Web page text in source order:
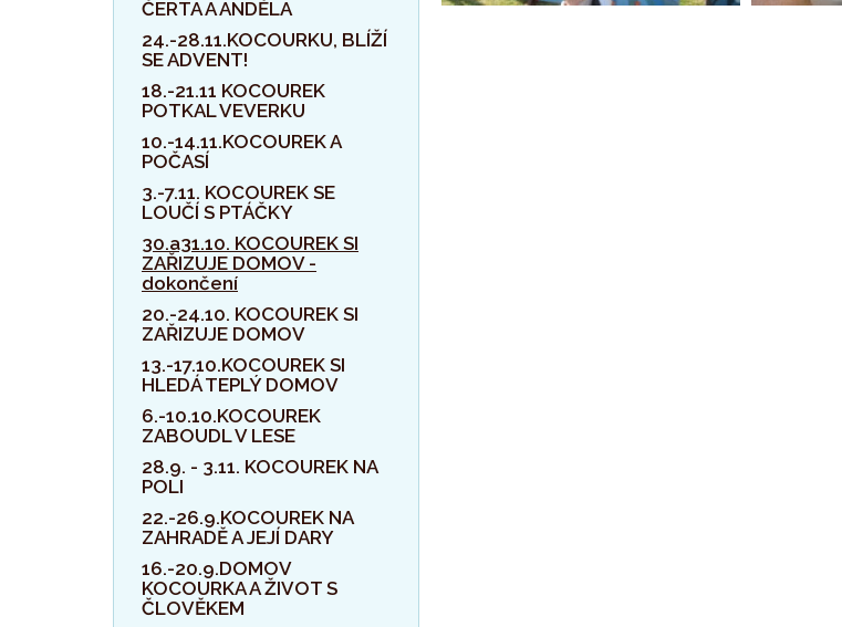
ČERTA A ANDĚLA
24.-28.11.KOCOURKU, BLÍŽÍ
SE ADVENT!
18.-21.11 KOCOUREK
POTKAL VEVERKU
10.-14.11.KOCOUREK A
POČASÍ
3.-7.11. KOCOUREK SE
LOUČÍ S PTÁČKY
30.a31.10. KOCOUREK SI
ZAŘIZUJE DOMOV -
dokončení
20.-24.10. KOCOUREK SI
ZAŘIZUJE DOMOV
13.-17.10.KOCOUREK SI
HLEDÁ TEPLÝ DOMOV
6.-10.10.KOCOUREK
ZABOUDL V LESE
28.9. - 3.11. KOCOUREK NA
POLI
22.-26.9.KOCOUREK NA
ZAHRADĚ A JEJÍ DARY
16.-20.9.DOMOV
KOCOURKA A ŽIVOT S
ČLOVĚKEM